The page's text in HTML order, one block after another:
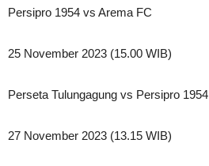
Persipro 1954 vs Arema FC
25 November 2023 (15.00 WIB)
Perseta Tulungagung vs Persipro 1954
27 November 2023 (13.15 WIB)